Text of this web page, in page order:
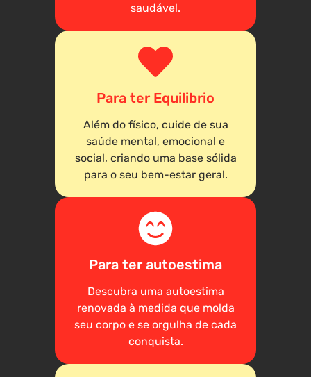
saudável.
Para ter Equilibrio
Além do físico, cuide de sua
saúde mental, emocional e
social, criando uma base sólida
para o seu bem-estar geral.
Para ter autoestima
Descubra uma autoestima
renovada à medida que molda
seu corpo e se orgulha de cada
conquista.